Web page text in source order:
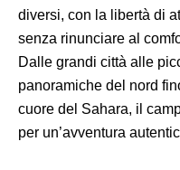
diversi, con la libertà di
senza rinunciare al
Dalle grandi città alle
panoramiche del nord
cuore del Sahara, il
per un’avventura